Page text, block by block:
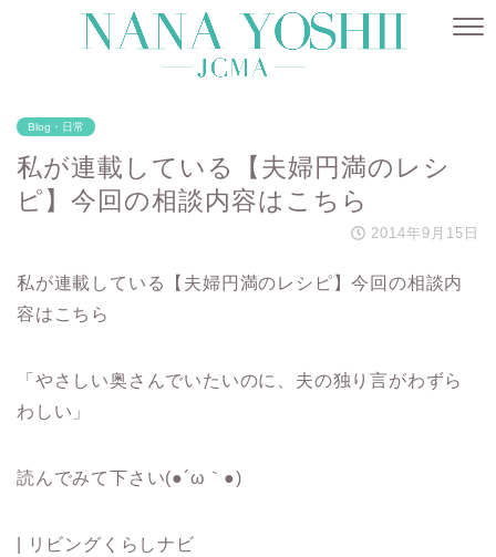
Blog・日常
私が連載している【夫婦円満のレシ
ピ】今回の相談内容はこちら
2014年9月15日
私が連載している【夫婦円満のレシピ】今回の相談内
容はこちら
「やさしい奥さんでいたいのに、夫の独り言がわずら
わしい」
読んでみて下さい(●´ω｀●)ゞ
| リビングくらしナビ